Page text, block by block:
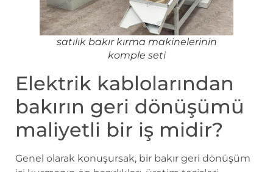
satılık bakır kırma makinelerinin
komple seti
Elektrik kablolarından
bakırın geri dönüşümü
maliyetli bir iş midir?
Genel olarak konuşursak, bir bakır geri dönüşüm